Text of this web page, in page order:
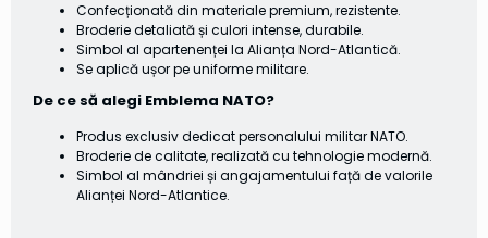
Confecționată din materiale premium, rezistente.
Broderie detaliată și culori intense, durabile.
Simbol al apartenenței la Alianța Nord-Atlantică.
Se aplică ușor pe uniforme militare.
De ce să alegi Emblema NATO?
Produs exclusiv dedicat personalului militar NATO.
Broderie de calitate, realizată cu tehnologie modernă.
Simbol al mândriei și angajamentului față de valorile
Alianței Nord-Atlantice.